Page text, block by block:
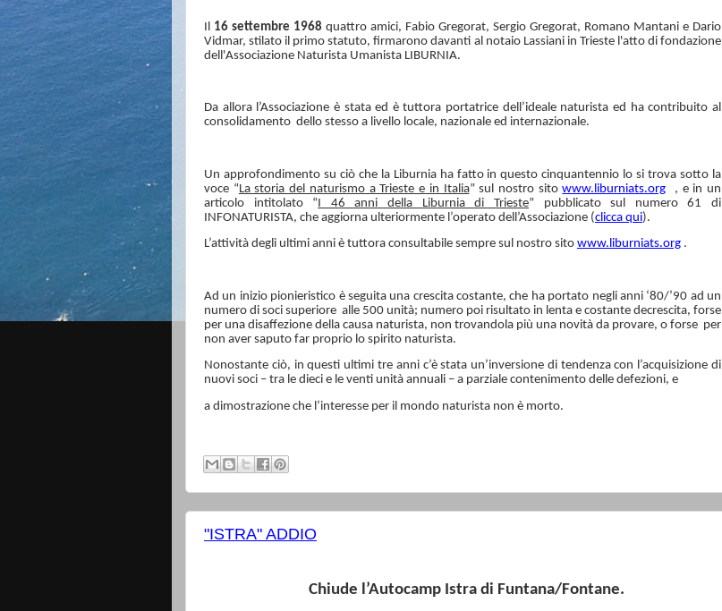
Il 16 settembre 1968 quattro amici, Fabio Gregorat, Sergio Gregorat, Romano Mantani e Dario
Vidmar, stilato il primo statuto, firmarono davanti al notaio Lassiani in Trieste l'atto di fondazione
dell'Associazione Naturista Umanista LIBURNIA.
Da allora l’Associazione è stata ed è tuttora portatrice dell’ideale naturista ed ha contribuito al
consolidamento dello stesso a livello locale, nazionale ed internazionale.
Un approfondimento su ciò che la Liburnia ha fatto in questo cinquantennio lo si trova sotto la
voce “ La storia del naturismo a Trieste e in Italia” sul nostro sitowww.liburniats.org
, e in un
articolo intitolato “ I 46 anni della Liburnia di Trieste” pubblicato sul numero 61 di
INFONATURISTA, che aggiorna ulteriormente l’operato dell’Associazione (clicca qui).
L’attività degli ultimi anni è tuttora consultabile sempre sul nostro sito www.liburniats.org .
Ad un inizio pionieristico è seguita una crescita costante, che ha portato negli anni ‘80/’90 ad un
numero di soci superiore alle 500 unità; numero poi risultato in lenta e costante decrescita, forse
per una disaffezione della causa naturista, non trovandola più una novità da provare, o forse per
non aver saputo far proprio lo spirito naturista.
Nonostante ciò, in questi ultimi tre anni c’è stata un’inversione di tendenza con l’acquisizione di
nuovi soci – tra le dieci e le venti unità annuali – a parziale contenimento delle defezioni, e
a dimostrazione che l’interesse per il mondo naturista non è morto.
"ISTRA" ADDIO
Chiude l’Autocamp Istra di Funtana/Fontane.